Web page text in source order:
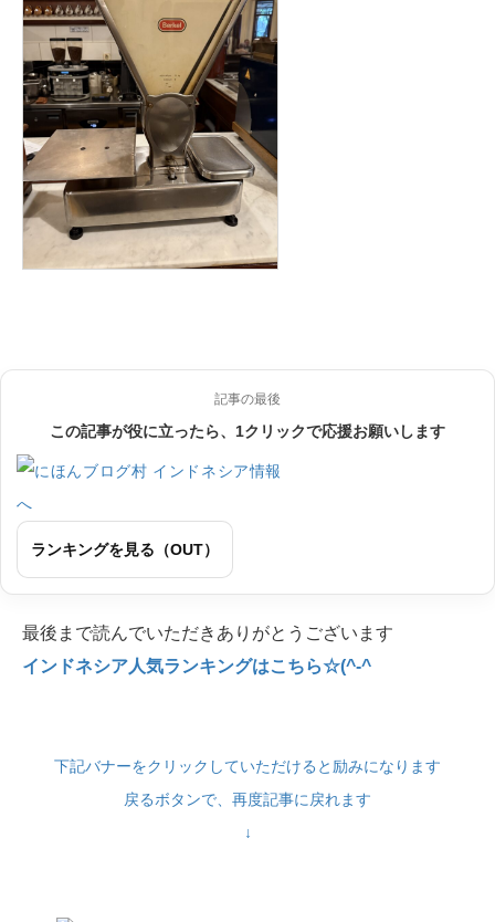
記事の最後
この記事が役に立ったら、1クリックで応援お願いします
ランキングを見る（OUT）
最後まで読んでいただきありがとうございます
インドネシア人気ランキングはこちら☆(^-^
下記バナーをクリックしていただけると励みになります
戻るボタンで、再度記事に戻れます
↓